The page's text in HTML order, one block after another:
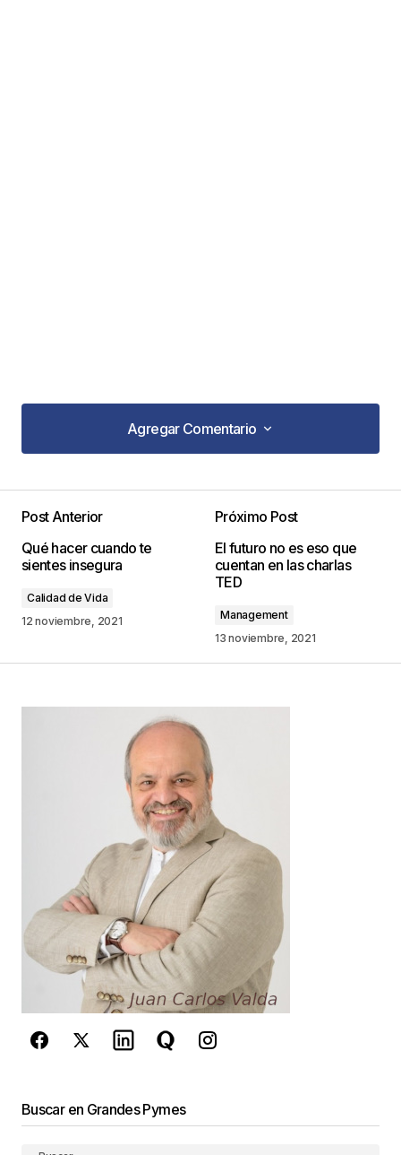
Agregar Comentario
Agregar Comentario
publicada. Los campos obligatorios están
marcados con
Comentario
*
Guarda mi nombre, correo electrónico y web en
este navegador para la próxima vez que
comente.
Este sitio esta protegido por
reCAPTCHA y laPolítica de
privacidady losTérminos del servicio
de Google se aplican.
Post Anterior
Qué hacer cuando te
sientes insegura
Calidad de Vida
12 noviembre, 2021
Próximo Post
El futuro no es eso que
cuentan en las charlas
TED
Management
13 noviembre, 2021
Buscar en Grandes Pymes